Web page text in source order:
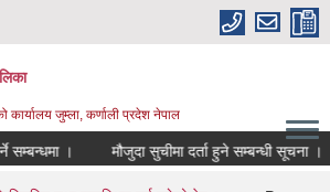
कार्यालय जुम्ला, कर्णाली प्रदेश नेपाल
। मौजुदा सुचीमा दर्ता हुने सम्बन्धी सूचना ।